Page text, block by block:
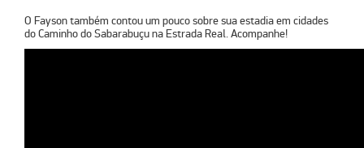
O Fayson também contou um pouco sobre sua estadia em cidades
do Caminho do Sabarabuçu na Estrada Real. Acompanhe!